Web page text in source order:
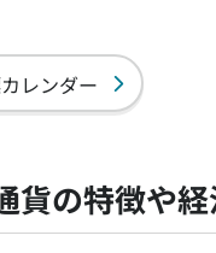
レンダー
貨の特徴や